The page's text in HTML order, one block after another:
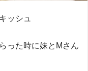
ッシュ
った時に妹とMさん